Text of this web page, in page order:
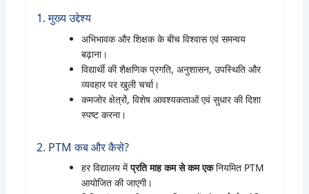
1. मुख्य उद्देश्य
अभिभावक और शिक्षक के बीच विश्वास एवं समन्वय
बढ़ाना।
विद्यार्थी की शैक्षणिक प्रगति, अनुशासन, उपस्थिति और
व्यवहार पर खुली चर्चा।
कमजोर क्षेत्रों, विशेष आवश्यकताओं एवं सुधार की दिशा
स्पष्ट करना।
2. PTM कब और कैसे?
हर विद्यालय मेंप्रति माह कम से कम एकनियमित PTM
आयोजित की जाएगी।